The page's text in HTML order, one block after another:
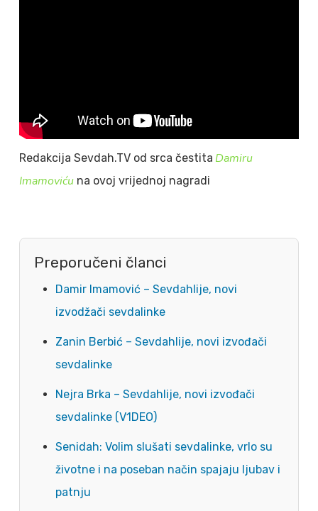
Redakcija Sevdah.TV od srca čestita Damiru
Imamovićuna ovoj vrijednoj nagradi
Preporučeni članci
Damir Imamović – Sevdahlije, novi
izvodžači sevdalinke
Zanin Berbić – Sevdahlije, novi izvođači
sevdalinke
Nejra Brka – Sevdahlije, novi izvođači
sevdalinke (V1DEO)
Senidah: Volim slušati sevdalinke, vrlo su
životne i na poseban način spajaju ljubav i
patnju